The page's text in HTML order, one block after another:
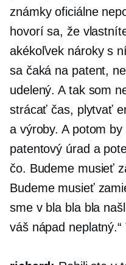
známky oficiálne
hovorí sa, že
akékoľvek nároky s
sa čaká na patent,
udelený. A tak som
strácať čas, plytvať
a výroby. A potom
patentový úrad a
čo. Budeme musieť
Budeme musieť
sme v bla bla bla
váš nápad